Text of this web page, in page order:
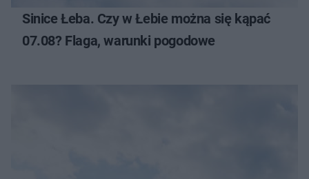
Sinice Łeba. Czy w Łebie można się kąpać
07.08? Flaga, warunki pogodowe